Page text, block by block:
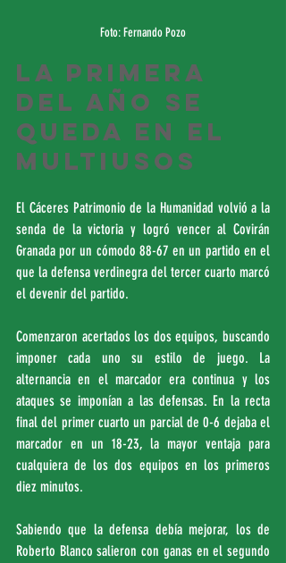
Foto: Fernando Pozo
La primera
del año se
queda en el
Multiusos
El Cáceres Patrimonio de la Humanidad volvió a la
senda de la victoria y logró vencer al Covirán
Granada por un cómodo 88-67 en un partido en el
que la defensa verdinegra del tercer cuarto marcó
el devenir del partido.
Comenzaron acertados los dos equipos, buscando
imponer cada uno su estilo de juego. La
alternancia en el marcador era continua y los
ataques se imponían a las defensas. En la recta
final del primer cuarto un parcial de 0-6 dejaba el
marcador en un 18-23, la mayor ventaja para
cualquiera de los dos equipos en los primeros
diez minutos.
Sabiendo que la defensa debía mejorar, los de
Roberto Blanco salieron con ganas en el segundo